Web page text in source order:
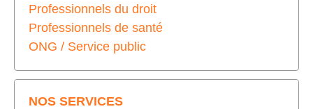
Professionnels du droit
Professionnels de santé
ONG / Service public
NOS SERVICES